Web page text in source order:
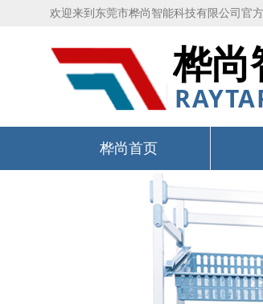
欢迎来到东莞市桦尚智能科技有限公司官方
桦尚
桦尚首页